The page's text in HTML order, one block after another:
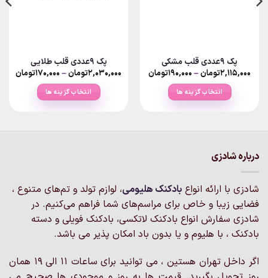
پک ۹عددی قلب مشکی
۲,۱۱۵,۰۰۰تومان–۱۹۰,۰۰۰تومانPrice
انتخاب گزینه ها
گزینه
ها
ممکن
است
در
صفحه
محصول
پک 9عددی قلب طلایی
۲,۰۳۰,۰۰۰تومان–۱۷۰,۰۰۰تومان
انتخاب گزینه ها
گزینه
ها
ممکن
است
صفحه
محصول
درباره شادزی
شادزی با ارائه انواع بادکنک‌ هلیومی، لوازم تولد و تم‌های متنوع ،
فضایی زیبا و خاص برای مراسم‌های شما فراهم می‌کنیم. در
شادزی سفارش انواع بادکنک لاتکسی، بادکنک فویلی و دسته
بادکنک ، با هلیوم و یا بدون باد امکان پذیر می باشد.
اگر داخل تهران هستین ، می توانید برای ساعات 11 الی 19 همان